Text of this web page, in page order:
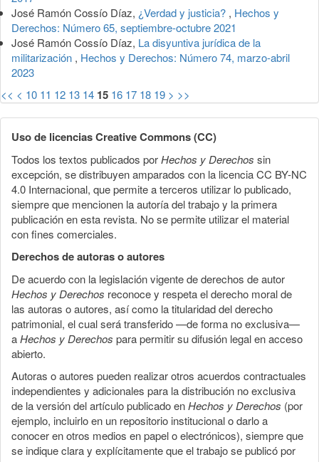
José Ramón Cossío Díaz, ¿Verdad y justicia? , Hechos y
Derechos: Número 65, septiembre-octubre 2021
José Ramón Cossío Díaz, La disyuntiva jurídica de la
militarización , Hechos y Derechos: Número 74, marzo-abril
2023
<< < 10 11 12 13 14 15 16 17 18 19 > >>
Uso de licencias Creative Commons (CC)
Todos los textos publicados porHechos y Derechos sin
excepción, se distribuyen amparados con la licencia CC BY-NC
4.0 Internacional, que permite a terceros utilizar lo publicado,
siempre que mencionen la autoría del trabajo y la primera
publicación en esta revista. No se permite utilizar el material
con fines comerciales.
Derechos de autoras o autores
De acuerdo con la legislación vigente de derechos de autor
Hechos y Derechos reconoce y respeta el derecho moral de
las autoras o autores, así como la titularidad del derecho
patrimonial, el cual será transferido —de forma no exclusiva—
aHechos y Derechos para permitir su difusión legal en acceso
abierto.
Autoras o autores pueden realizar otros acuerdos contractuales
independientes y adicionales para la distribución no exclusiva
de la versión del artículo publicado enHechos y Derechos (por
ejemplo, incluirlo en un repositorio institucional o darlo a
conocer en otros medios en papel o electrónicos), siempre que
se indique clara y explícitamente que el trabajo se publicó por